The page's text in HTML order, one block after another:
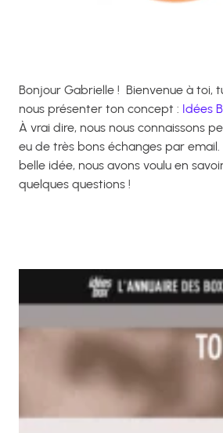
Bonjour Gabrielle ! Bienvenue à toi,
nous présenter ton concept : Idées
À vrai dire, nous nous connaissons
eu de très bons échanges par
belle idée, nous avons voulu en
quelques questions !